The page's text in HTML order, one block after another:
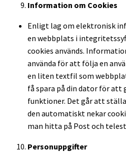
Information om Cookies
Enligt lag om elektronisk
en webbplats i
cookies används.
använda för att följa en
en liten textfil som
få spara på din dator för
funktioner. Det går att
den automatiskt nekar
man hitta på Post och
Personuppgifter